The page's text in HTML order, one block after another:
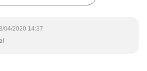
04/2020 14:37